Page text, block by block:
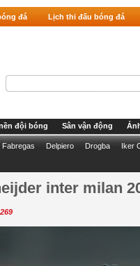
đá Lịch thi đấu bóng đá
đội bóng Sân vận động
Fabregas Delpiero Drogba Iker
inter milan